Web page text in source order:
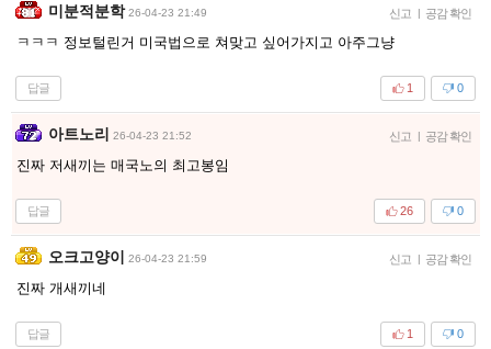
미분적분학 26-04-23 21:49 신고 | 공감 확인
ㅋㅋㅋ 정보털린거 미국법으로 쳐맞고 싶어가지고 아주그냥
답글 0
1
아트노리 26-04-23 21:52 신고 | 공감 확인
진짜 저새끼는 매국노의 최고봉임
답글 0
26
오크고양이 26-04-23 21:59 신고 | 공감 확인
진짜 개새끼네
답글 0
1